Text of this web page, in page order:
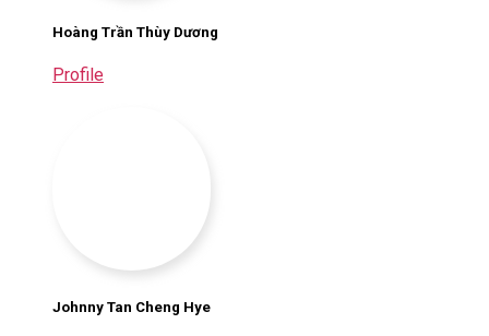
Hoàng Trần Thùy Dương
Profile
Johnny Tan Cheng Hye